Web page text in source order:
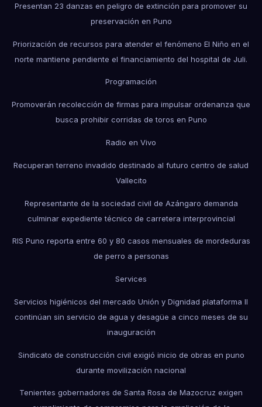
Presentan 23 danzas en peligro de extinción para promover su
preservación en Puno
Priorización de recursos para atender el fenómeno El Niño en el
norte mantiene pendiente el financiamiento del hospital de Juli.
Programación
Promoverán recolección de firmas para impulsar ordenanza que
busca prohibir corridas de toros en Puno
Radio en Vivo
Recuperan terreno invadido destinado al futuro centro de salud
Vallecito
Representante de la sociedad civil de Azángaro demanda
culminar expediente técnico de carretera interprovincial
RIS Puno reporta entre 60 y 80 casos mensuales de mordeduras
de perro a personas
Services
Servicios higiénicos del mercado Unión y Dignidad plataforma II
continúan sin servicio de agua y desagüe a cinco meses de su
inauguración
Sindicato de construcción civil exigió inicio de obras en puno
durante movilización nacional
Tenientes gobernadores de Santa Rosa de Mazocruz exigen